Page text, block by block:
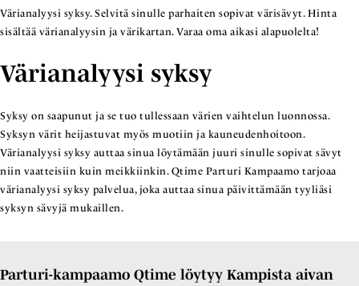
Värianalyysi syksy. Selvitä sinulle parhaiten sopivat värisävyt. Hinta
sisältää värianalyysin ja värikartan. Varaa oma aikasi alapuolelta!
Värianalyysi syksy
Syksy on saapunut ja se tuo tullessaan värien vaihtelun luonnossa.
Syksyn värit heijastuvat myös muotiin ja kauneudenhoitoon.
Värianalyysi syksy auttaa sinua löytämään juuri sinulle sopivat sävyt
niin vaatteisiin kuin meikkiinkin. Qtime Parturi Kampaamo tarjoaa
värianalyysi syksy palvelua, joka auttaa sinua päivittämään tyyliäsi
syksyn sävyjä mukaillen.
Parturi-kampaamo Qtime löytyy Kampista aivan